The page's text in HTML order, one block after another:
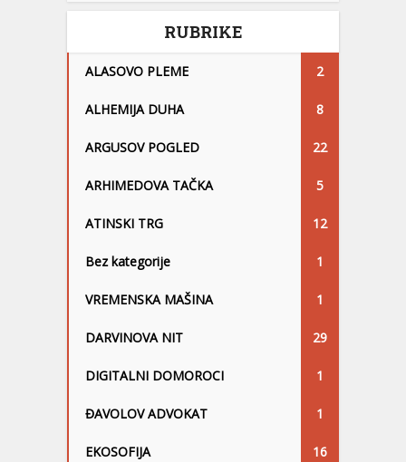
RUBRIKE
ALASOVO PLEME 2
ALHEMIJA DUHA 8
ARGUSOV POGLED 22
ARHIMEDOVA TAČKA 5
ATINSKI TRG 12
Bez kategorije 1
VREMENSKA MAŠINA 1
DARVINOVA NIT 29
DIGITALNI DOMOROCI 1
ĐAVOLOV ADVOKAT 1
EKOSOFIJA 16